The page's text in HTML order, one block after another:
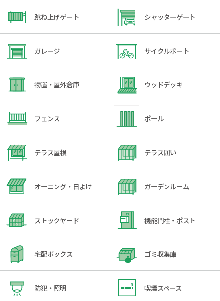
跳ね上げゲート シャッターゲート
ガレージ サイクルポート
物置・屋外倉庫 ウッドデッキ
フェンス ポール
テラス屋根 テラス囲い
オーニング・日よけ ガーデンルーム
ストックヤード 機能門柱・ポスト
宅配ボックス ゴミ収集庫
防犯・照明 喫煙スペース